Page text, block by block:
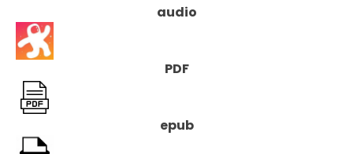
audio
PDF
epub